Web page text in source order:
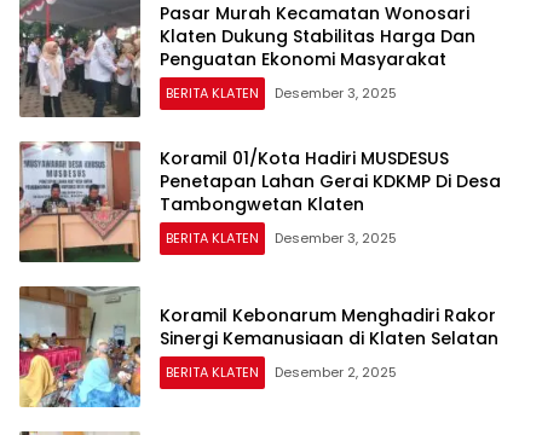
Pasar Murah Kecamatan Wonosari
Klaten Dukung Stabilitas Harga Dan
Penguatan Ekonomi Masyarakat
BERITA KLATEN Desember 3, 2025
Koramil 01/Kota Hadiri MUSDESUS
Penetapan Lahan Gerai KDKMP Di Desa
Tambongwetan Klaten
BERITA KLATEN Desember 3, 2025
Koramil Kebonarum Menghadiri Rakor
Sinergi Kemanusiaan di Klaten Selatan
BERITA KLATEN Desember 2, 2025